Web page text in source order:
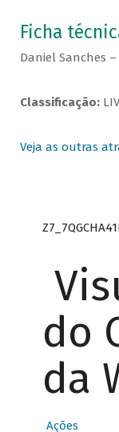
Ficha
Daniel Sanches
Classificação:
Veja as outras
do
da
Ações